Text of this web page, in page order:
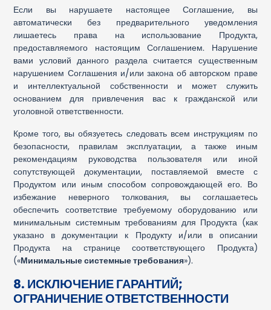
Если вы нарушаете настоящее Соглашение, вы
автоматически без предварительного уведомления
лишаетесь права на использование Продукта,
предоставляемого настоящим Соглашением. Нарушение
вами условий данного раздела считается существенным
нарушением Соглашения и/или закона об авторском праве
и интеллектуальной собственности и может служить
основанием для привлечения вас к гражданской или
уголовной ответственности.
Кроме того, вы обязуетесь следовать всем инструкциям по
безопасности, правилам эксплуатации, а также иным
рекомендациям руководства пользователя или иной
сопутствующей документации, поставляемой вместе с
Продуктом или иным способом сопровождающей его. Во
избежание неверного толкования, вы соглашаетесь
обеспечить соответствие требуемому оборудованию или
минимальным системным требованиям для Продукта (как
указано в документации к Продукту и/или в описании
Продукта на странице соответствующего Продукта)
(«Минимальные системные требования»).
8. ИСКЛЮЧЕНИЕ ГАРАНТИЙ;
ОГРАНИЧЕНИЕ ОТВЕТСТВЕННОСТИ